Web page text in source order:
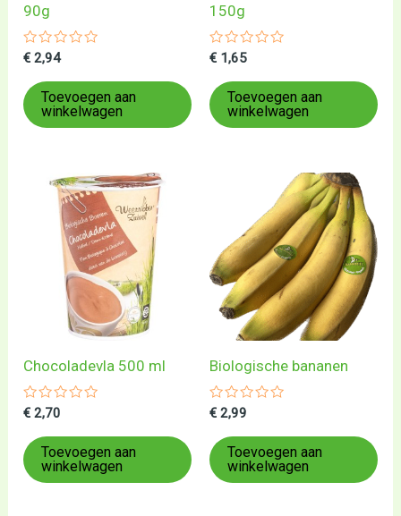
90g
Gewaardeerd
uit
5
€ 2,94
Toevoegen aan
winkelwagen
150g
Gewaardeerd
uit
5
€ 1,65
Toevoegen aan
winkelwagen
Chocoladevla 500 ml
Gewaardeerd
uit
5
€ 2,70
Toevoegen aan
winkelwagen
Biologische bananen
Gewaardeerd
uit
5
€ 2,99
Toevoegen aan
winkelwagen